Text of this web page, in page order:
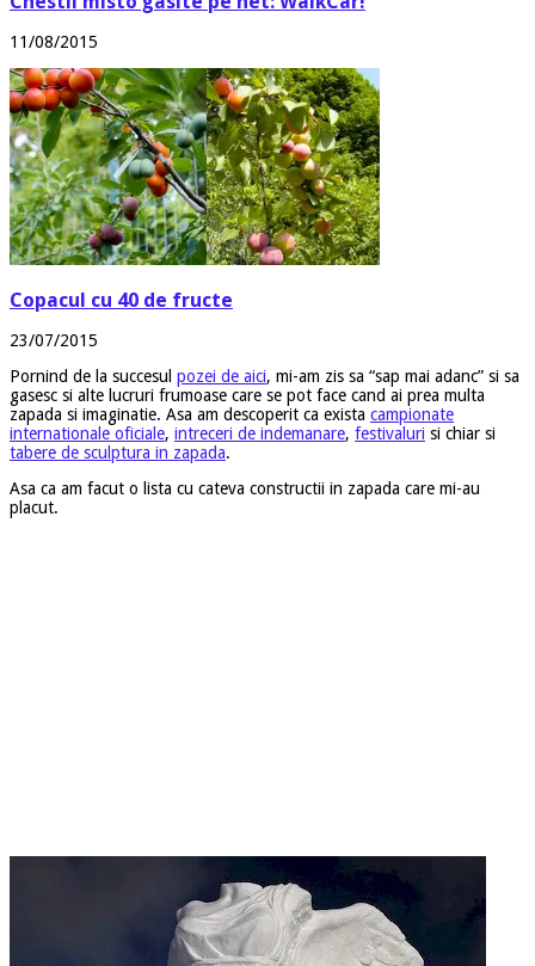
11/08/2015
Copacul cu 40 de fructe
23/07/2015
Pornind de la succesul pozei de aici, mi-am zis sa “sap mai adanc” si sa
gasesc si alte lucruri frumoase care se pot face cand ai prea multa
zapada si imaginatie. Asa am descoperit ca exista campionate
internationale oficiale, intreceri de indemanare, festivaluri si chiar si
tabere de sculptura in zapada.
Asa ca am facut o lista cu cateva constructii in zapada care mi-au
placut.